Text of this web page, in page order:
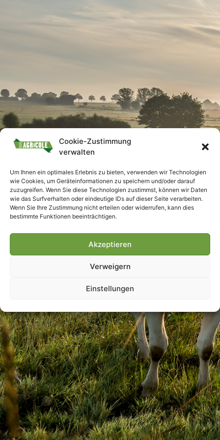
Cookie-Zustimmung
verwalten
Um Ihnen ein optimales Erlebnis zu bieten, verwenden wir Technologien
wie Cookies, um Geräteinformationen zu speichern und/oder darauf
zuzugreifen. Wenn Sie diese Technologien zustimmst, können wir Daten
wie das Surfverhalten oder eindeutige IDs auf dieser Seite verarbeiten.
Wenn Sie Ihre Zustimmung nicht erteilen oder widerrufen, kann dies
bestimmte Funktionen beeinträchtigen.
Akzeptieren
Verweigern
Einstellungen
Villmools Merci! Bis nächst
Joer!